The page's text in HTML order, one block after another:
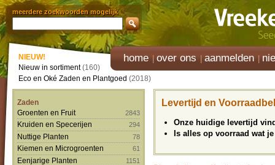
meerdere zoekwoorden mogelijk
home over ons aanmelden
NIEUW!
Nieuw in sortiment(160)
Eco en Oké Zaden en Plantgoed (2018)
Zaden
Groenten en Fruit
2843
Kruiden en Specerijen 294
Nuttige Planten 78
Kiemen en Microgroenten 61
Eenjarige Planten 1151
Levertijd en
Onze huidige levertijd
Is alles op voorraad wat